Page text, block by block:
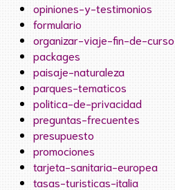
opiniones-y-testimonios
formulario
organizar-viaje-fin-de-curso
packages
paisaje-naturaleza
parques-tematicos
politica-de-privacidad
preguntas-frecuentes
presupuesto
promociones
tarjeta-sanitaria-europea
tasas-turisticas-italia